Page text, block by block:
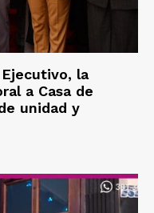
la
a Casa de
unidad y